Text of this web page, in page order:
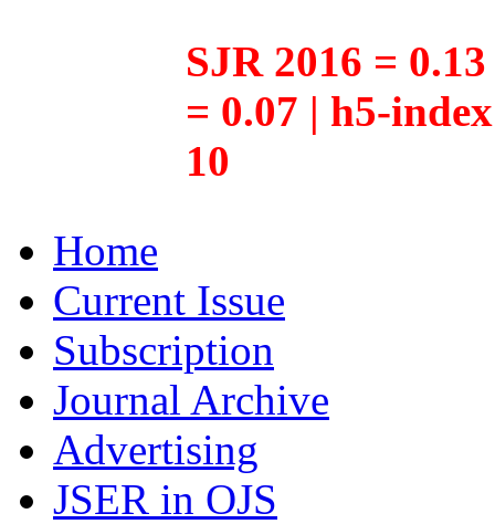
SJR 2016 =
= 0.07 | h5-
10
Home
Current Issue
Subscription
Journal Archive
Advertising
JSER in OJS